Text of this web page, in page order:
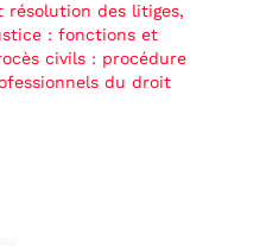
résolution des litiges,
: fonctions et
civils : procédure
du droit